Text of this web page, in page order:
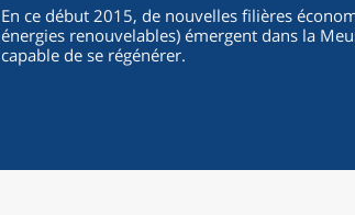
En ce début 2015, de nouvelles filières
énergies renouvelables) émergent dans la
capable de se régénérer.